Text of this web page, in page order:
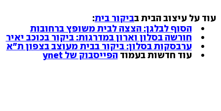
עוד על עיצוב הבית בביקור בית:
הסוף לבלגן: הצצה לבית משופץ ברחובות
חורשה בסלון וארון במדרגות: ביקור בכוכב יאיר
ערבסקות בסלון: ביקור בבית מעוצב בצפון ת"א
עוד חדשות בעמודהפייסבוק של ynet